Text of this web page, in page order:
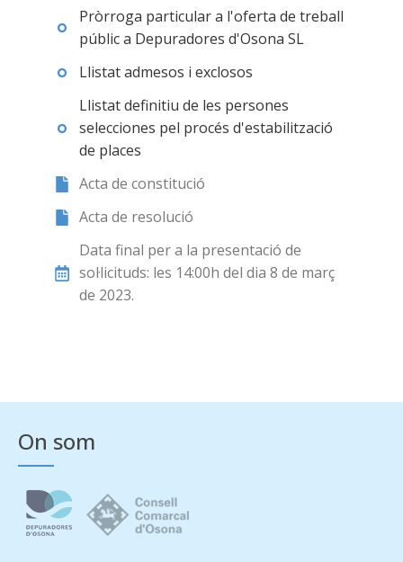
Pròrroga particular a l'oferta de treball
públic a Depuradores d'Osona SL
Llistat admesos i exclosos
Llistat definitiu de les persones
selecciones pel procés d'estabilització
de places
Acta de constitució
Acta de resolució
Data final per a la presentació de
sol·licituds: les 14:00h del dia 8 de març
de 2023.
On som